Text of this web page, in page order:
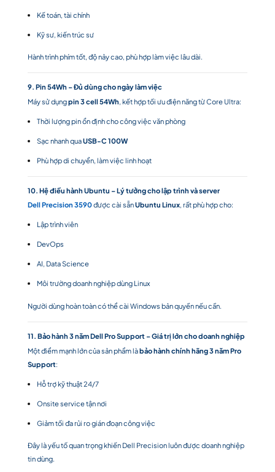
Kế toán, tài chính
Kỹ sư, kiến trúc sư
Hành trình phím tốt, độ nảy cao, phù hợp làm việc lâu dài.
9. Pin 54Wh – Đủ dùng cho ngày làm việc
Máy sử dụngpin 3 cell 54Wh , kết hợp tối ưu điện năng từ Core Ultra:
Thời lượng pin ổn định cho công việc văn phòng
Sạc nhanh quaUSB-C 100W
Phù hợp di chuyển, làm việc linh hoạt
10. Hệ điều hành Ubuntu – Lý tưởng cho lập trình và server
Dell Precision 3590được cài sẵnUbuntu Linux, rất phù hợp cho:
Lập trình viên
DevOps
AI, Data Science
Môi trường doanh nghiệp dùng Linux
Người dùng hoàn toàn có thể cài Windows bản quyền nếu cần.
11. Bảo hành 3 năm Dell Pro Support – Giá trị lớn cho doanh nghiệp
Một điểm mạnh lớn của sản phẩm làbảo hành chính hãng 3 năm Pro
Support:
Hỗ trợ kỹ thuật 24/7
Onsite service tận nơi
Giảm tối đa rủi ro gián đoạn công việc
Đây là yếu tố quan trọng khiến Dell Precision luôn được doanh nghiệp
tin dùng.